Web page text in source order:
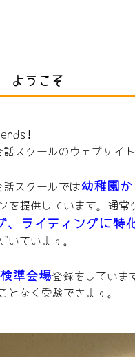
ようこそ
話スクールのウェブサイト
スクールでは幼稚園
を提供しています。通常
、ライティングに特
いています。
準会場登録をしていま
となく受験できます。